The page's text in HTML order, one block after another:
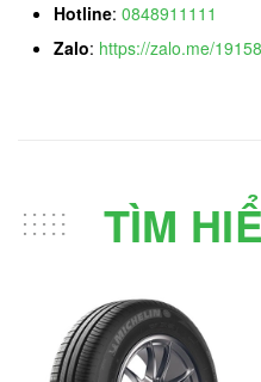
Hotline: 0848911111
Zalo: https://zalo.me/
TÌM